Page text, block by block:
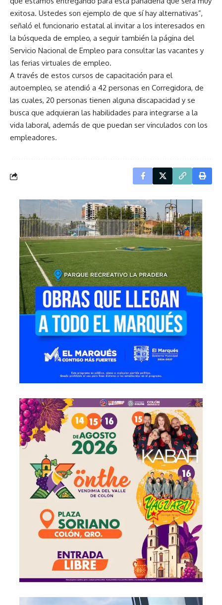
exitosa. Ustedes son ejemplo de que sí hay alternativas”,
señaló el funcionario estatal al invitar a los interesados en
la búsqueda de empleo, a seguir también la página del
Servicio Nacional de Empleo para consultar las vacantes y
las ferias virtuales de empleo.
A través de estos cursos de capacitación para el
autoempleo, se atendió a 42 personas en Corregidora, de
las cuales, 20 personas tienen alguna discapacidad y se
busca que adquieran las habilidades para integrarse a la
vida laboral, además de que puedan ser vinculados con los
empleadores.